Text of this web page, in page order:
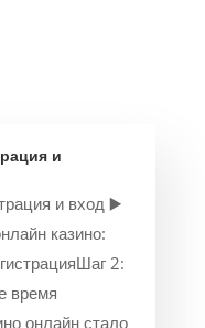
и
и вход ▶️
казино:
2:
время
онлайн стало